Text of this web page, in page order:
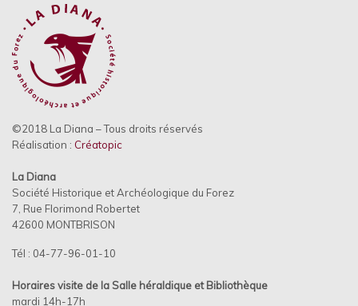
©2018 La Diana – Tous droits réservés
Réalisation : Créatopic
La Diana
Société Historique et Archéologique du Forez
7, Rue Florimond Robertet
42600 MONTBRISON
Tél : 04-77-96-01-10
Horaires visite de la Salle héraldique etBibliothèque
mardi 14h-17h